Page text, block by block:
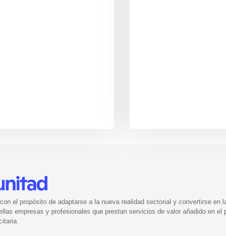
el propósito de adaptarse a la nueva realidad sectorial y convertirse en
empresas y profesionales que prestan servicios de valor añadido en el